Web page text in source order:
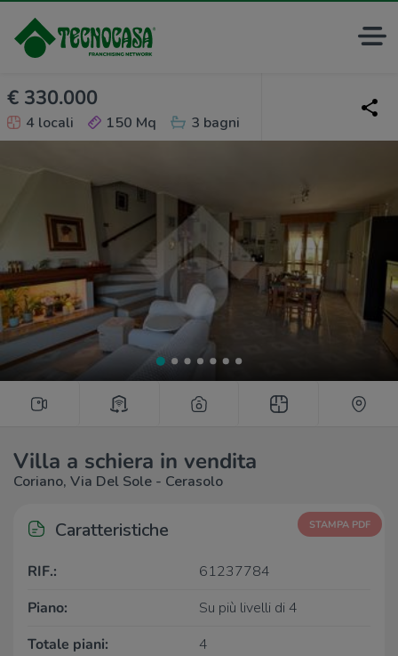
€ 330.000
4 locali 150 Mq 3 bagni
Villa a schiera in vendita
Coriano, Via Del Sole - Cerasolo
Caratteristiche STAMPA PDF
RIF.:
61237784
Piano:
Su più livelli di 4
Totale piani:
4